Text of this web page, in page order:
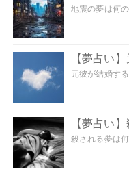
地震の夢は何
【夢占い
元彼が結婚す
【夢占い
殺される夢は